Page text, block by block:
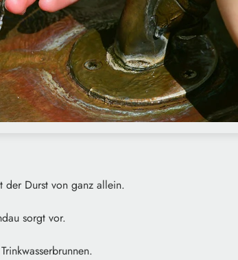
der Durst von ganz allein.
sorgt vor.